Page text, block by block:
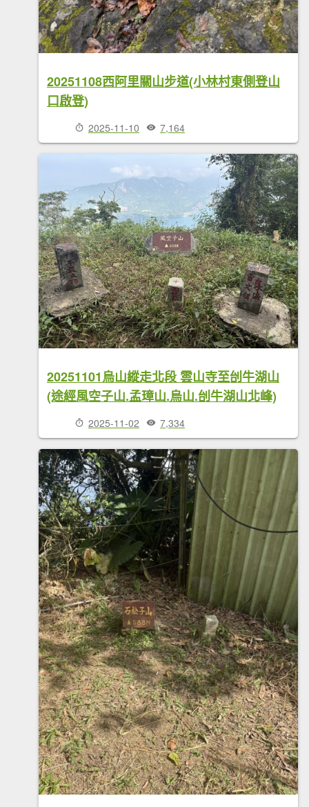
20251108西阿里關山步道(小林村東側登山
口啟登)
2025-11-10 7,164
20251101烏山縱走北段 雲山寺至刣牛湖山
(途經風空子山.孟璋山.烏山.刣牛湖山北峰)
2025-11-02 7,334